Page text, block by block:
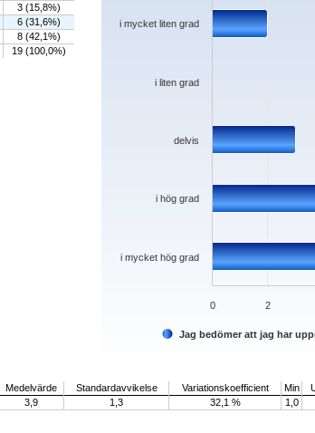
3 (15,8%)
6 (31,6%)
8 (42,1%)
19 (100,0%)
The chart has 1 Y axis displaying values. Data
Jag bedömer att jag har
i mycket hög grad
i hög grad
delvis
i liten grad
i mycket liten grad
0 2
Medelvärde
Standardavvikelse Variationskoefficient Min
3,9 1,3 32,1 % 1,0